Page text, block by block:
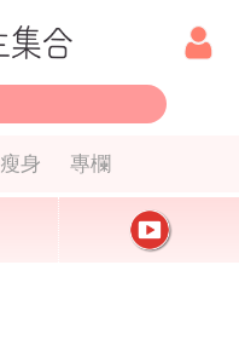
瘦身 專欄